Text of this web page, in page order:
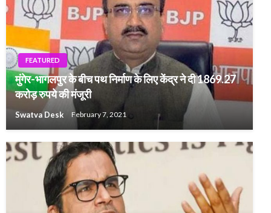
FEATURED
मुंगेर-भागलपुर के बीच पथ निर्माण के लिए केंद्र ने दी 1869.27
करोड़ रुपये की मंजूरी
Swatva Desk February 7, 2021